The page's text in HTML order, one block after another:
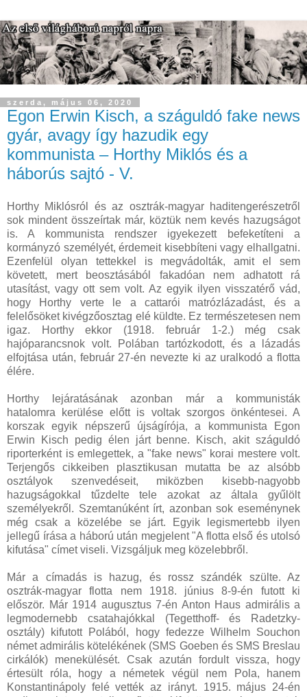
szerda, május 06, 2020
Egon Erwin Kisch, a száguldó fake news
gyár, avagy így hazudik egy
kommunista – Horthy Miklós és a
háborús sajtó - V.
Horthy Miklósról és az osztrák-magyar haditengerészetről
sok mindent összeírtak már, köztük nem kevés hazugságot
is. A kommunista rendszer igyekezett befeketíteni a
kormányzó személyét, érdemeit kisebbíteni vagy elhallgatni.
Ezenfelül olyan tettekkel is megvádolták, amit el sem
követett, mert beosztásából fakadóan nem adhatott rá
utasítást, vagy ott sem volt. Az egyik ilyen visszatérő vád,
hogy Horthy verte le a cattarói matrózlázadást, és a
felelősöket kivégzőosztag elé küldte. Ez természetesen nem
igaz. Horthy ekkor (1918. február 1-2.) még csak
hajóparancsnok volt. Polában tartózkodott, és a lázadás
elfojtása után, február 27-én nevezte ki az uralkodó a flotta
élére.
Horthy lejáratásának azonban már a kommunisták
hatalomra kerülése előtt is voltak szorgos önkéntesei. A
korszak egyik népszerű újságírója, a kommunista Egon
Erwin Kisch pedig élen járt benne. Kisch, akit száguldó
riporterként is emlegettek, a "fake news" korai mestere volt.
Terjengős cikkeiben plasztikusan mutatta be az alsóbb
osztályok szenvedéseit, miközben kisebb-nagyobb
hazugságokkal tűzdelte tele azokat az általa gyűlölt
személyekről. Szemtanúként írt, azonban sok eseménynek
még csak a közelébe se járt. Egyik legismertebb ilyen
jellegű írása a háború után megjelent "A flotta első és utolsó
kifutása" címet viseli. Vizsgáljuk meg közelebbről.
Már a címadás is hazug, és rossz szándék szülte. Az
osztrák-magyar flotta nem 1918. június 8-9-én futott ki
először. Már 1914 augusztus 7-én Anton Haus admirális a
legmodernebb csatahajókkal (Tegetthoff- és Radetzky-
osztály) kifutott Polából, hogy fedezze Wilhelm Souchon
német admirális kötelékének (SMS Goeben és SMS Breslau
cirkálók) menekülését. Csak azután fordult vissza, hogy
értesült róla, hogy a németek végül nem Pola, hanem
Konstantinápoly felé vették az irányt. 1915. május 24-én